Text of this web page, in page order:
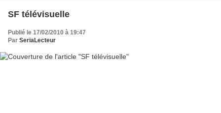
SF télévisuelle
Publié le 17/02/2010 à 19:47
Par SeriaLecteur